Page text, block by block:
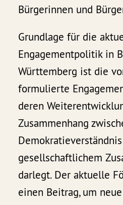
Bürgerinnen und
Grundlage für die
Engagementpolitik in
Württemberg ist die
formulierte
deren
Zusammenhang
gesellschaftlichem
darlegt. Der aktuelle
einen Beitrag, um